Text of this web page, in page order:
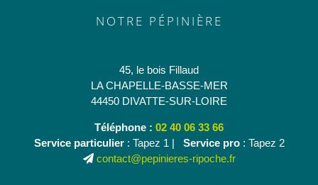
NOTRE PÉPINIÈRE
45, le bois Fillaud
LA CHAPELLE-BASSE-MER
44450 DIVATTE-SUR-LOIRE
Téléphone : 02 40 06 33 66
Service particulier: Tapez 1 | Service pro: Tapez 2
contact@pepinieres-ripoche.fr